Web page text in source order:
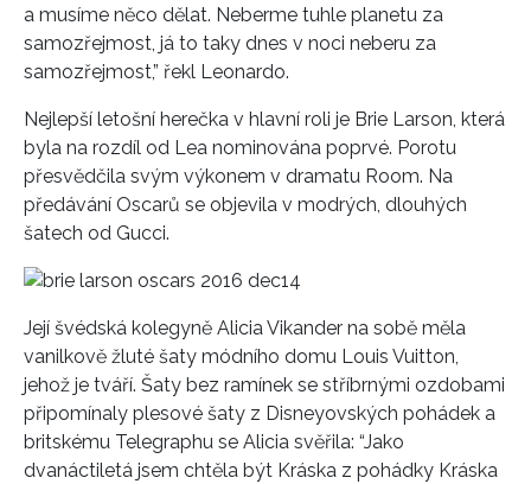
a musíme něco dělat. Neberme tuhle planetu za
samozřejmost, já to taky dnes v noci neberu za
samozřejmost,” řekl Leonardo.
Nejlepší letošní herečka v hlavní roli je Brie Larson, která
byla na rozdíl od Lea nominována poprvé. Porotu
přesvědčila svým výkonem v dramatu Room. Na
předávání Oscarů se objevila v modrých, dlouhých
šatech od Gucci.
Její švédská kolegyně Alicia Vikander na sobě měla
vanilkově žluté šaty módního domu Louis Vuitton,
jehož je tváří. Šaty bez ramínek se stříbrnými ozdobami
připomínaly plesové šaty z Disneyovských pohádek a
britskému Telegraphu se Alicia svěřila: “Jako
dvanáctiletá jsem chtěla být Kráska z pohádky Kráska